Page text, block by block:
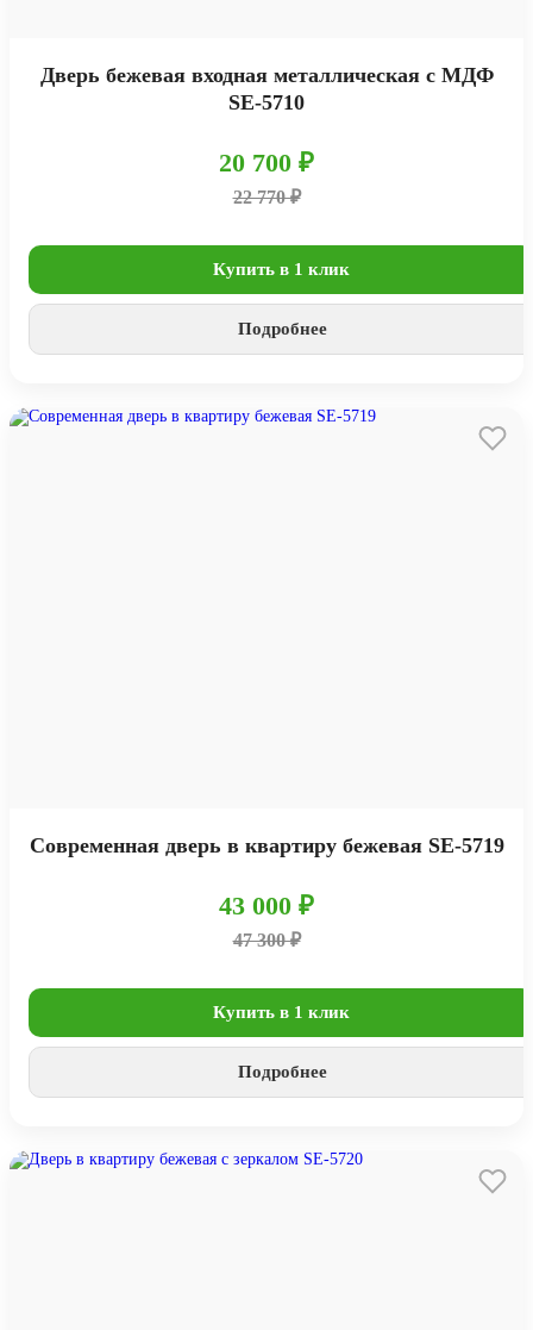
Дверь бежевая входная металлическая с МДФ
SE-5710
20 700 ₽
22 770 ₽
Купить в 1 клик
Подробнее
Современная дверь в квартиру бежевая SE-5719
43 000 ₽
47 300 ₽
Купить в 1 клик
Подробнее